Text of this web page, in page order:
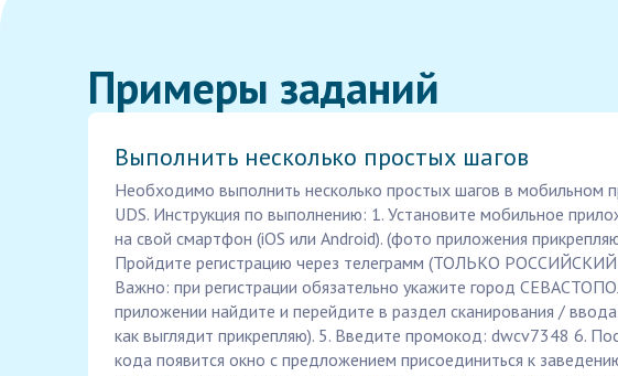
Примеры заданий
Выполнить несколько простых шагов
Необходимо выполнить несколько простых шагов в мобильном
UDS. Инструкция по выполнению: 1. Установите мобильное
на свой смартфон (iOS или Android). (фото приложения
Пройдите регистрацию через телеграмм (ТОЛЬКО
Важно: при регистрации обязательно укажите город
приложении найдите и перейдите в раздел сканирования /
как выглядит прикрепляю). 5. Введите промокод: dwcv7348 6.
кода появится окно с предложением присоединиться к